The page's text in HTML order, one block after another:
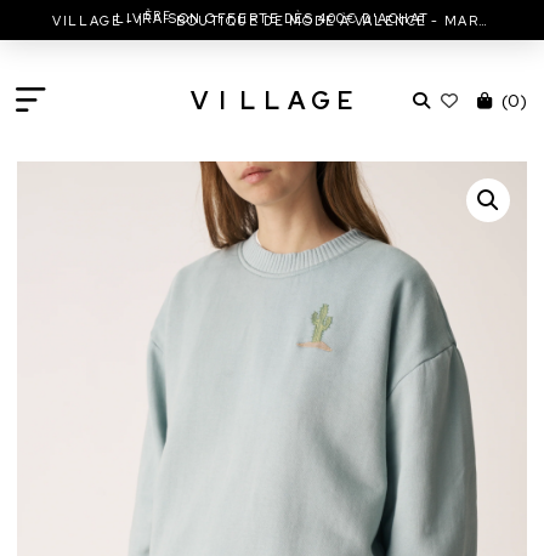
VILLAGE - 1ÈREBOUTIQUE DE MODE À VALENCE - MARC JACOBS - ISABEL MARANT & MORE
LIVRAISON OFFERTE DÈS 400€ D'ACHAT
V I L L A G E (0)